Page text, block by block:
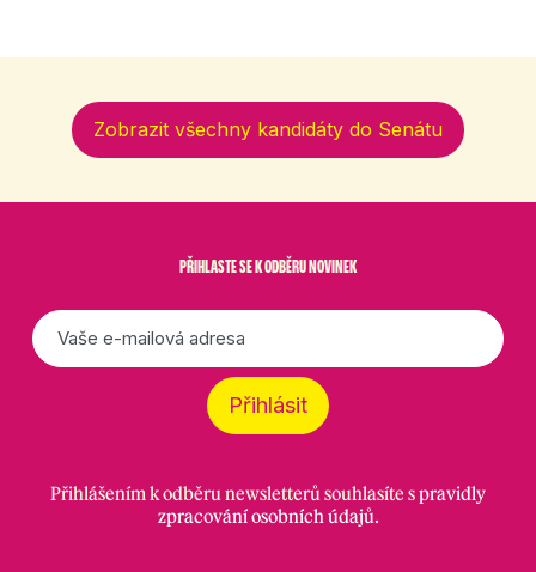
Zobrazit všechny kandidáty do Senátu
PŘIHLASTE SE K ODBĚRU NOVINEK
E-
mail
Přihlásit
Přihlášením k odběru newsletterů souhlasíte spravidly
zpracování osobních údajů.